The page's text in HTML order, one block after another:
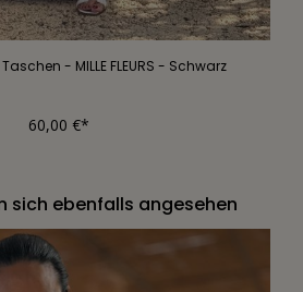
- MILLE FLEURS - Schwarz
60,00 €*
sich ebenfalls angesehen